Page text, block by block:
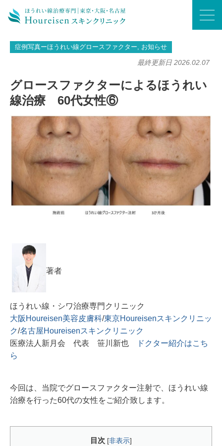
グロースファクターによるほうれい線治療 60代女性⑥
症例写真ーほうれい線グロースファクター, お知らせ
最終更新日 2026.02.07
グロースファクターによるほうれい
線治療 60代女性⑥
著者
ほうれい線・シワ治療専門クリニック
大阪Houreisen美容皮膚科/東京Houreisenスキンクリニッ
ク/名古屋Houreisenスキンクリニック
医療法人新月会 代表 笹川新也
ドクター紹介はこち
ら
今回は、当院でグロースファクター注射で、ほうれい線
治療を行った60代の女性をご紹介致します。
目次 [非表示]